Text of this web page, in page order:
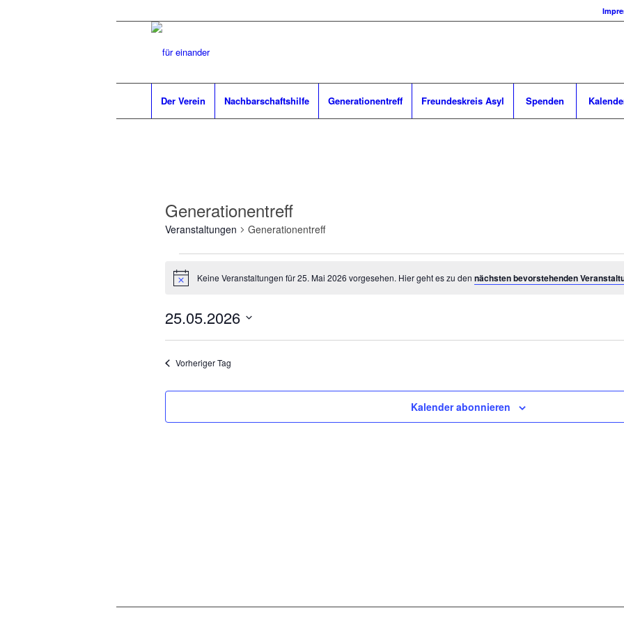
Der Verein Nachbarschaftshilfe Generationentreff Freundeskreis Asyl Spenden
Generationentreff
Veranstaltungen Generationentreff
Veranstaltungen
für
25.
Mai
2026
HinweisKeine Veranstaltungen für 25. Mai 2026 vorgesehen. Hier geht es zu den nächsten bevorstehenden
25.05.2026
Vorheriger Tag
Kalender abonnieren